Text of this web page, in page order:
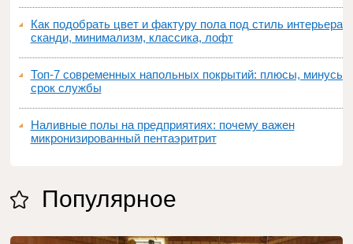
Как подобрать цвет и фактуру пола под стиль интерьера:
сканди, минимализм, классика, лофт
Топ‑7 современных напольных покрытий: плюсы, минусы,
срок службы
Наливные полы на предприятиях: почему важен
микронизированный пентаэритрит
Популярное